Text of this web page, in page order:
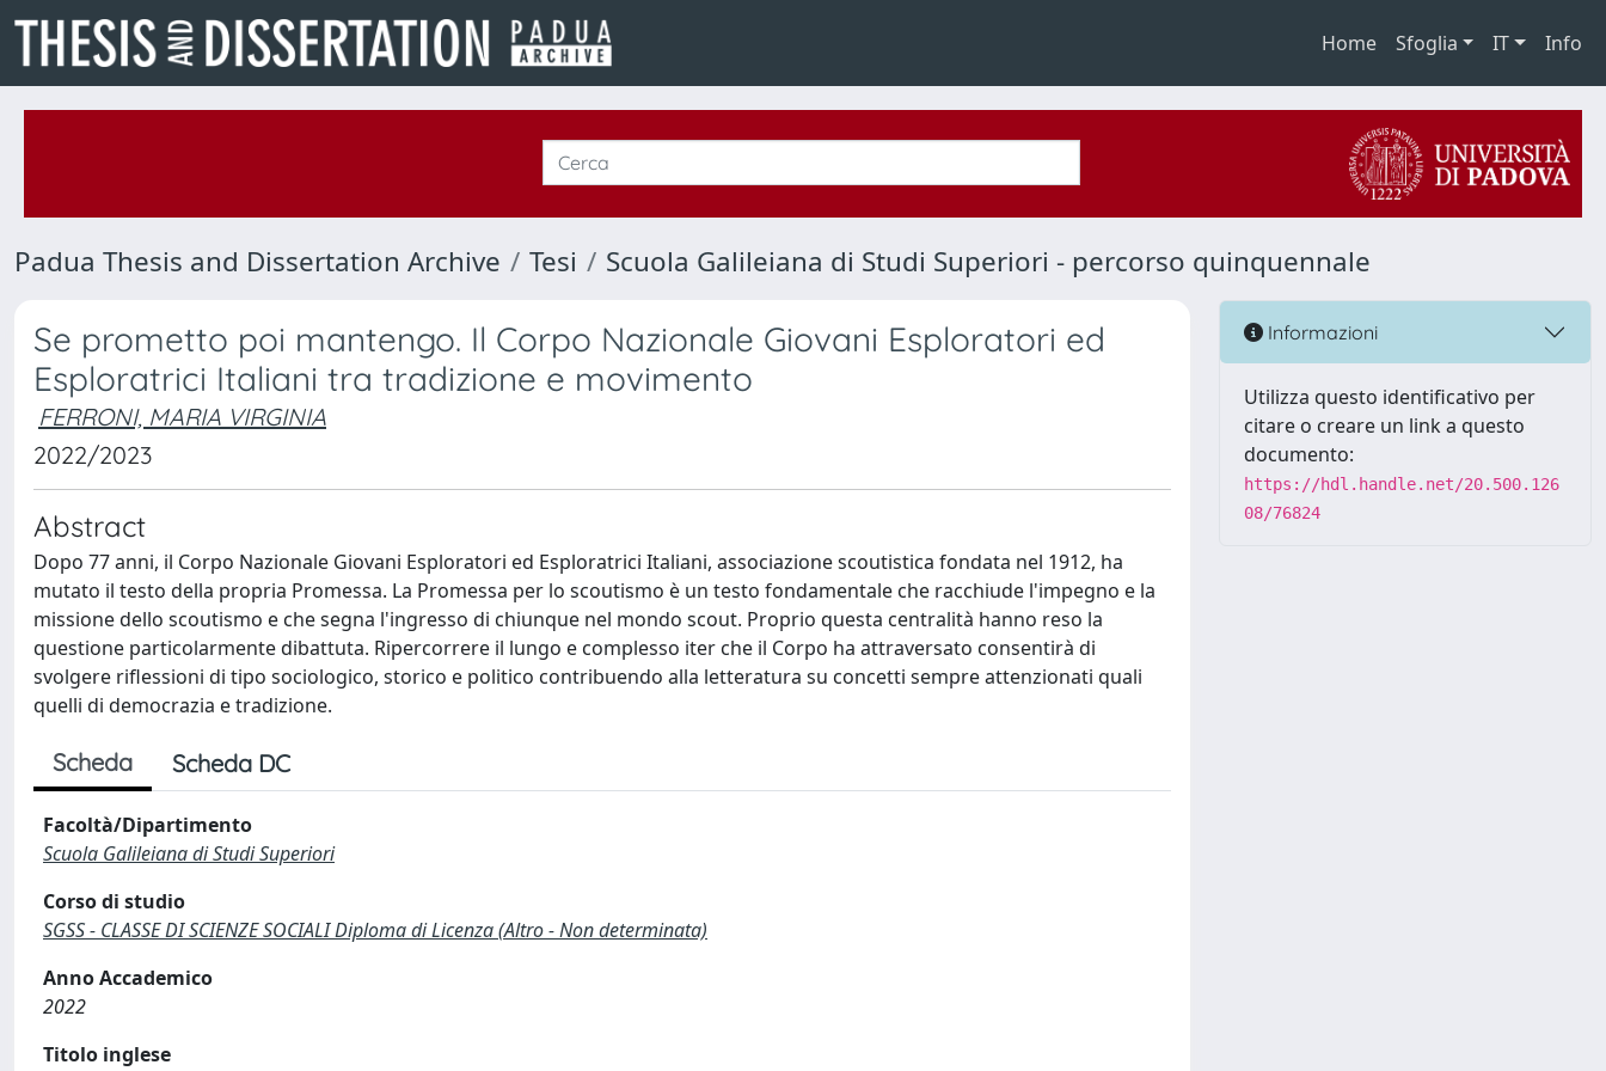
Home Sfoglia IT Info
Padua Thesis and Dissertation Archive Tesi Scuola Galileiana di Studi Superiori - percorso quinquennale
Se prometto poi mantengo. Il Corpo Nazionale Giovani Esploratori ed
Esploratrici Italiani tra tradizione e movimento
FERRONI, MARIA VIRGINIA
2022/2023
Abstract
Dopo 77 anni, il Corpo Nazionale Giovani Esploratori ed Esploratrici Italiani, associazione scoutistica fondata nel 1912, ha
mutato il testo della propria Promessa. La Promessa per lo scoutismo è un testo fondamentale che racchiude l'impegno e la
missione dello scoutismo e che segna l'ingresso di chiunque nel mondo scout. Proprio questa centralità hanno reso la
questione particolarmente dibattuta. Ripercorrere il lungo e complesso iter che il Corpo ha attraversato consentirà di
svolgere riflessioni di tipo sociologico, storico e politico contribuendo alla letteratura su concetti sempre attenzionati quali
quelli di democrazia e tradizione.
Scheda Scheda DC
Facoltà/Dipartimento
Scuola Galileiana di Studi Superiori
Corso di studio
SGSS - CLASSE DI SCIENZE SOCIALI Diploma di Licenza (Altro - Non determinata)
Anno Accademico
2022
Titolo inglese
Informazioni
Utilizza questo identificativo per
citare o creare un link a questo
documento:
https://hdl.handle.net/20.500.126
08/76824